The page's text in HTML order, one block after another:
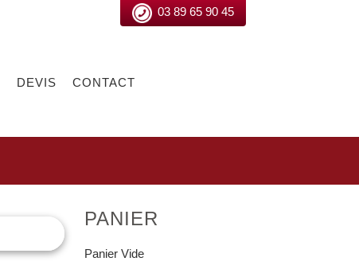
03 89 65 90 45
DEVIS CONTACT
PANIER
Panier Vide